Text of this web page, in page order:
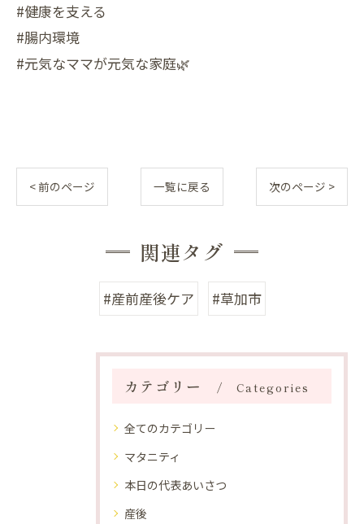
#健康を支える
#腸内環境
#元気なママが元気な家庭🌿
< 前のページ 一覧に戻る 次のページ >
関連タグ
#産前産後ケア #草加市
カテゴリー Categories
全てのカテゴリー
マタニティ
本日の代表あいさつ
産後